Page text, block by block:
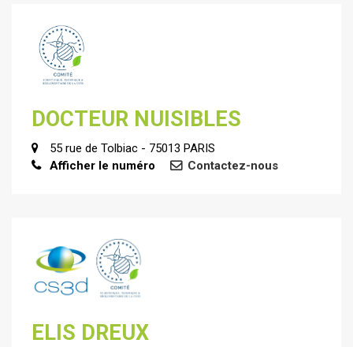
DOCTEUR NUISIBLES
55 rue de Tolbiac - 75013 PARIS
Afficher le numéro
Contactez-nous
ELIS DREUX